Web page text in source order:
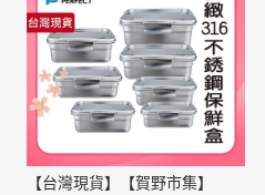
【台灣現貨】【賀野市集】